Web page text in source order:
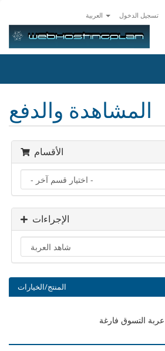
تسجيل الدخول
المشاهدة والدفع
الأقسام
الإجراءات
المنتج/الخيارات
عربة التسوق فارغة